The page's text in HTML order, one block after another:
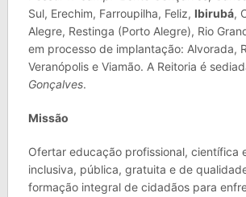
Sul, Erechim, Farroupilha, Feliz, Ibirubá,
Alegre, Restinga (Porto Alegre), Rio
em processo de implantação: Alvorada,
Veranópolis e Viamão. A Reitoria é
Gonçalves.
Missão
Ofertar educação profissional, científica
inclusiva, pública, gratuita e de
formação integral de cidadãos para